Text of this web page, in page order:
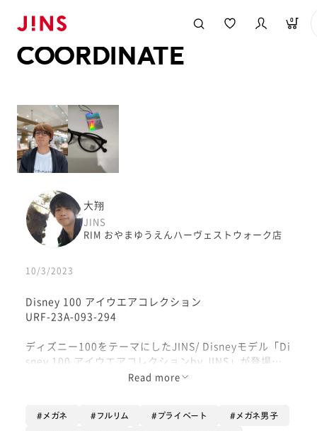
0
COORDINATE
大翔
JINS
RIM おやまゆうえんハーヴェストウォーク店
10/3/2023
Disney 100 アイウエアコレクション
URF-23A-093-294
ディズニー100をテーマにしたJINS/ Disneyモデル「Di
sney 100 アイウエアコレクションby JINS」が登場で
れの世界観や個性をディテールで忠実に表現しました。
Read more
メガネ フルリム プライベート メガネ男子